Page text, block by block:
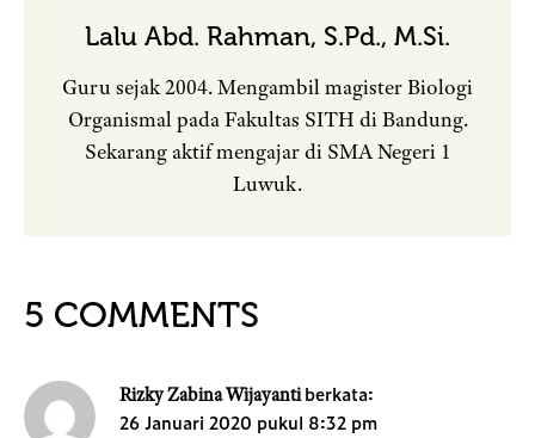
Lalu Abd. Rahman, S.Pd., M.Si.
Guru sejak 2004. Mengambil magister Biologi
Organismal pada Fakultas SITH di Bandung.
Sekarang aktif mengajar di SMA Negeri 1
Luwuk.
5 COMMENTS
Rizky Zabina Wijayanti berkata:
26 Januari 2020 pukul 8:32 pm